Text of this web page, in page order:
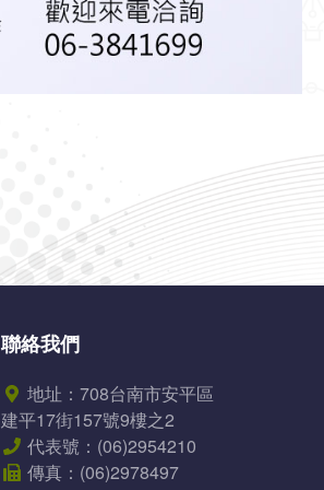
聯絡我們
地址： 708台南市安平區
建平17街157號9樓之2
代表號： (06)2954210
傳真： (06)2978497